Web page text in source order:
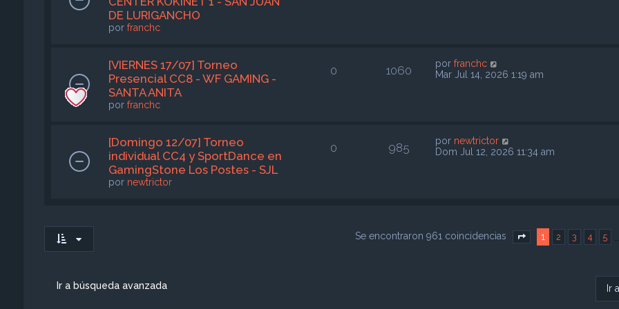
DE LURIGANCHO
por franchc
[VIERNES 17/07] Torneo
Presencial CC8 - WF GAMING -
SANTA ANITA
por franchc
0 1060 porfranchc
Mar Jul 14, 2026 1:19 am
[Domingo 12/07] Torneo
individual CC4 y SportDance en
GamingStone Los Postes - SJL
por newtrictor
0 985 por newtrictor
Dom Jul 12, 2026 11:34 am
Se encontraron 961 coincidencias Página1 de 39
1 2 3 4 5
Ir a búsqueda avanzada Ir a